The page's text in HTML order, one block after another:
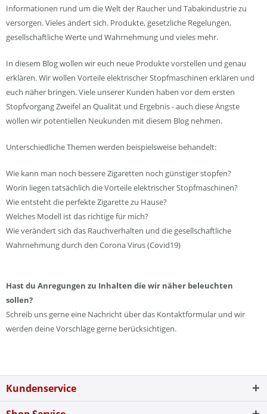
Informationen rund um die Welt der Raucher und Tabakindustrie zu
versorgen. Vieles ändert sich. Produkte, gesetzliche Regelungen,
gesellschaftliche Werte und Wahrnehmung und vieles mehr.
In diesem Blog wollen wir euch neue Produkte vorstellen und genau
erklären. Wir wollen Vorteile elektrischer Stopfmaschinen erklären und
euch näher bringen. Viele unserer Kunden haben vor dem ersten
Stopfvorgang Zweifel an Qualität und Ergebnis - auch diese Ängste
wollen wir potentiellen Neukunden mit diesem Blog nehmen.
Unterschiedliche Themen werden beispielsweise behandelt:
Wie kann man noch bessere Zigaretten noch günstiger stopfen?
Worin liegen tatsächlich die Vorteile elektrischer Stopfmaschinen?
Wie entsteht die perfekte Zigarette zu Hause?
Welches Modell ist das richtige für mich?
Wie verändert sich das Rauchverhalten und die gesellschaftliche
Wahrnehmung durch den Corona Virus (Covid19)
Hast du Anregungen zu Inhalten die wir näher beleuchten
sollen?
Schreib uns gerne eine Nachricht über das Kontaktformular und wir
werden deine Vorschläge gerne berücksichtigen.
Kundenservice